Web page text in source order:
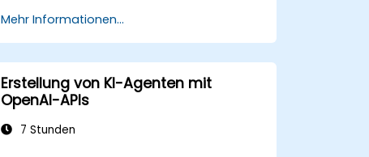
erstellen.
ChatGPT in bestehende Immobilien-
Mehr Informationen...
Erstellung von KI-Agenten mit
OpenAI-APIs
7 Stunden